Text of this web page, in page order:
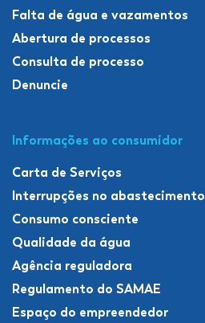
Falta de água e vazamentos
Abertura de processos
Consulta de processo
Denuncie
Informações ao consumidor
Carta de Serviços
Interrupções no abastecimento
Consumo consciente
Qualidade da água
Agência reguladora
Regulamento do SAMAE
Espaço do empreendedor